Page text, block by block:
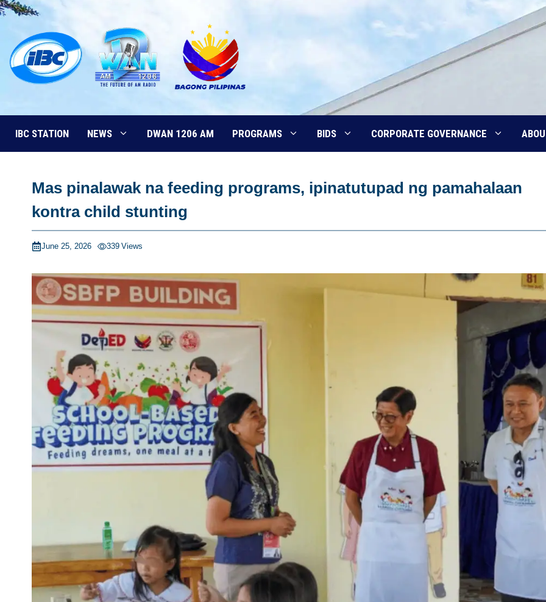
Skip
content
IBC STATION NEWS DWAN 1206 AM PROGRAMS BIDS CORPORATE GOVERNANCE
Mas pinalawak na feeding programs, ipinatutupad ng pamahalaan
kontra child stunting
June 25, 2026 339 Views